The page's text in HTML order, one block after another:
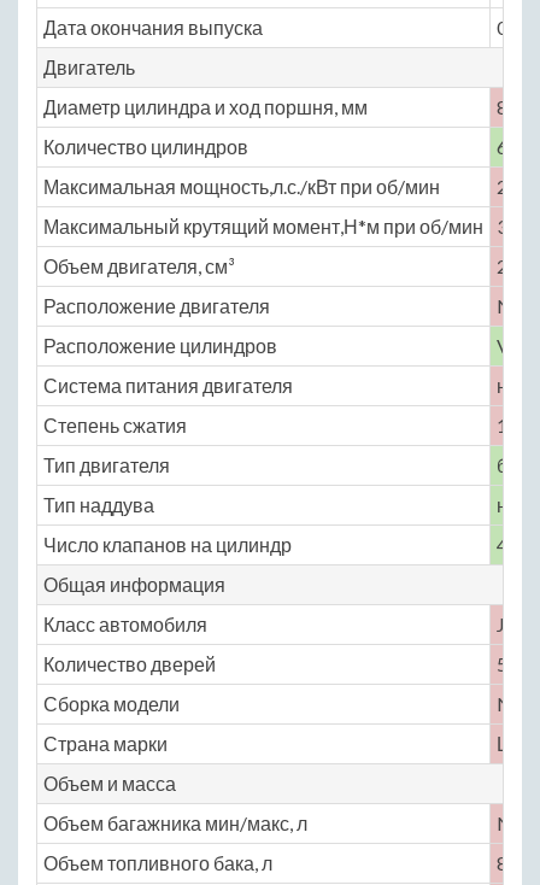
Дата окончания выпуска
0
Двигатель
Диаметр цилиндра и ход поршня, мм
89 ×
Количество цилиндров
6
Максимальная мощность,л.с./кВт при об/мин
265
Максимальный крутящий момент,Н*м при об/мин
302
Объем двигателя, см³
2997
Расположение двигателя
No
Расположение цилиндров
V-
Система питания двигателя
Степень сжатия
11.7
Тип двигателя
Тип наддува
нет
Число клапанов на цилиндр
4
Общая информация
Класс автомобиля
J
Количество дверей
5
Сборка модели
No
Страна марки
Объем и масса
Объем багажника мин/макс, л
No
Объем топливного бака, л
80